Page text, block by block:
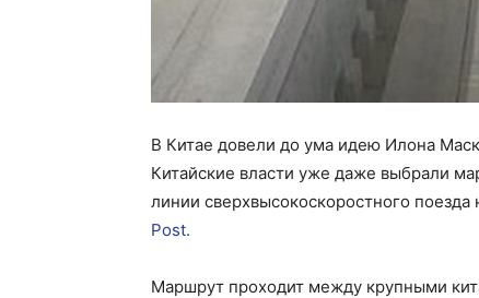
В Китае довели до ума идею Илона
Китайские власти уже даже выбрали
линии сверхвысокоскоростного
Post.
Маршрут проходит между крупными